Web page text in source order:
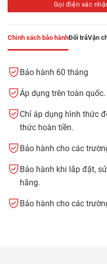
Gọi điện xác
Chính sách bảo hànhĐổi trảVận
Bảo hành 60 tháng
Áp dụng trên toàn quốc.
Chỉ áp dụng hình thức
thức hoàn tiền.
Bảo hành cho các
Bảo hành khi lắp đặt,
hãng.
Bảo hành cho các